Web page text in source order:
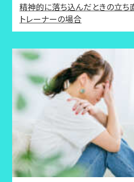
精神的に落ち込んだときの立ち
トレーナーの場合